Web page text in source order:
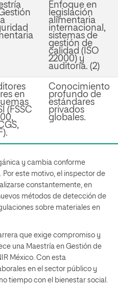
Enfoque en
legislación
alimentaria
internacional,
sistemas de
gestión de
calidad (ISO
22000) y
auditoría. (2)
en
(FSSC
Conocimiento
profundo de
estándares
privados
globales.
y cambia conforme
este motivo, el inspector de
constantemente, en
métodos de detección de
sobre materiales en
que exige compromiso y
una Maestría en Gestión de
México. Con esta
en el sector público y
tiempo con el bienestar social.